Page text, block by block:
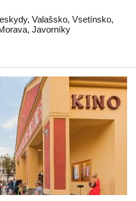
, Valašsko, Vsetínsko,
, Javorníky